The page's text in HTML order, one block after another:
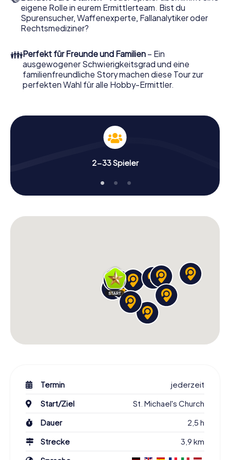
Nun fehlt Ihnen nur noch eine Kleinigkeit, um mit Ihren
Ermittlungen in Bournemouth zu starten: Ihr Ticketcode!
Postfach. Jetzt starten Sie Ihren Online-Browser, geben
Ihren Code ein – und sind startklar!
Worauf warten Sie noch? Bournemouth zählt auf Sie!
eigene Rolle in eurem Ermittlerteam. Bist du
Spurensucher, Waffenexperte, Fallanalytiker oder
Rechtsmediziner?
👪Perfekt für Freunde und Familien – Ein
ausgewogener Schwierigkeitsgrad und eine
familienfreundliche Story machen diese Tour zur
perfekten Wahl für alle Hobby-Ermittler.
2-33 Spieler
Termin
jederzeit
Start/Ziel
St. Michael's Church
Dauer
2,5 h
Strecke
3,9 km